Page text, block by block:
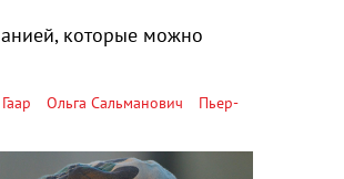
которые можно
Ольга Сальманович
Пьер-